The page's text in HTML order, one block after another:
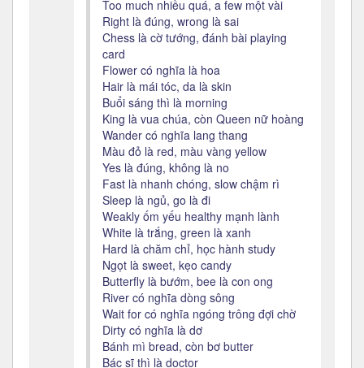
Too much nhiều quá, a few một vài
Right là đúng, wrong là sai
Chess là cờ tướng, đánh bài playing
card
Flower có nghĩa là hoa
Hair là mái tóc, da là skin
Buổi sáng thì là morning
King là vua chúa, còn Queen nữ hoàng
Wander có nghĩa lang thang
Màu đỏ là red, màu vàng yellow
Yes là đúng, không là no
Fast là nhanh chóng, slow chậm rì
Sleep là ngủ, go là đi
Weakly ốm yếu healthy mạnh lành
White là trắng, green là xanh
Hard là chăm chỉ, học hành study
Ngọt là sweet, kẹo candy
Butterfly là bướm, bee là con ong
River có nghĩa dòng sông
Wait for có nghĩa ngóng trông đợi chờ
Dirty có nghĩa là dơ
Bánh mì bread, còn bơ butter
Bác sĩ thì là doctor